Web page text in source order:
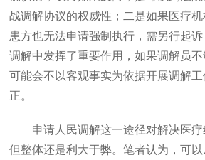
战调解协议的权威性；二是如果医疗机
患方也无法申请强制执行，需另行起
调解中发挥了重要作用，如果调解员不
可能会不以客观事实为依据开展调解
正。
申请人民调解这一途径对解决医疗
但整体还是利大于弊。笔者认为，可